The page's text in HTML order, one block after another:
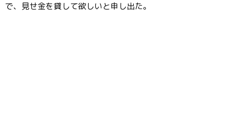
で、見せ金を貸して欲しいと申し出た。